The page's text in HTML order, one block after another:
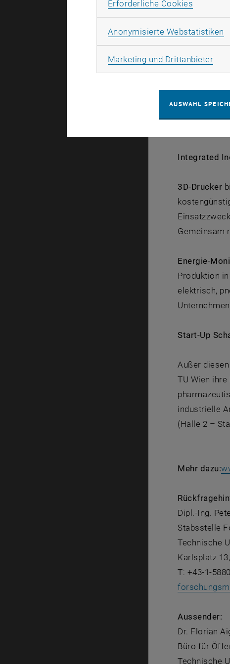
Biogas
kann.
bisher nur
Integrated
3D-Drucker
Gemeinsam
Energie-
Produktion
elektrisch,
Start-Up
Außer
TU Wien
industrielle
(Halle 2 –
Mehr dazu:
Dipl.-Ing.
Stabsstelle
Technische
Karlsplatz
T: +43-1-
Aussender:
Dr. Florian
Büro für
Technische
Erforderliche Cookies
Anonymisierte Webstatistiken
Marketing und Drittanbieter
AUSWAHL